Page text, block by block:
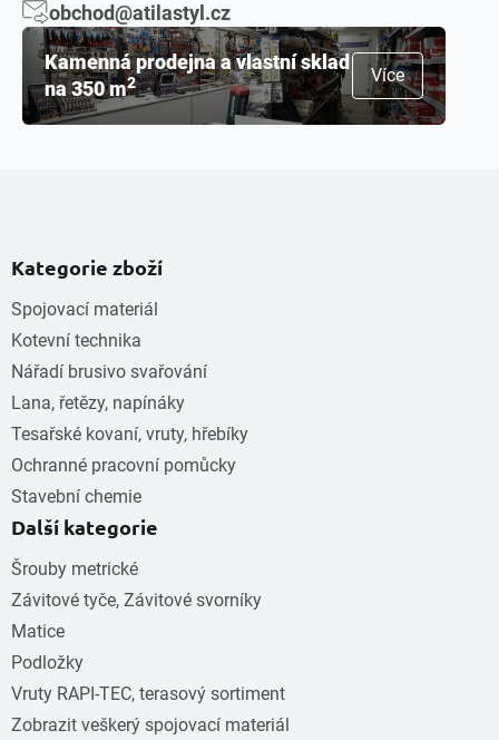
obchod@atilastyl.cz
Kamenná prodejna a vlastní sklad
na 350 m2 Více
Kategorie zboží
Spojovací materiál
Kotevní technika
Nářadí brusivo svařování
Lana, řetězy, napínáky
Tesařské kovaní, vruty, hřebíky
Ochranné pracovní pomůcky
Stavební chemie
Další kategorie
Šrouby metrické
Závitové tyče, Závitové svorníky
Matice
Podložky
Vruty RAPI-TEC, terasový sortiment
Zobrazit veškerý spojovací materiál